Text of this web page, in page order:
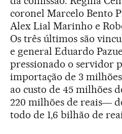
coronel Marcelo Bento
Alex Lial Marinho e
Os três últimos são
e general Eduardo
pressionado o servidor
importação de 3
ao custo de 45 milhões
220 milhões de reais―
todo de 1,6 bilhão de